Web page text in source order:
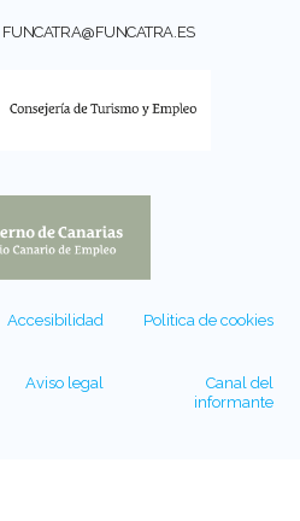
FUNCATRA@FUNCATRA.ES
Accesibilidad Politica de cookies
Aviso legal
Canal del
informante